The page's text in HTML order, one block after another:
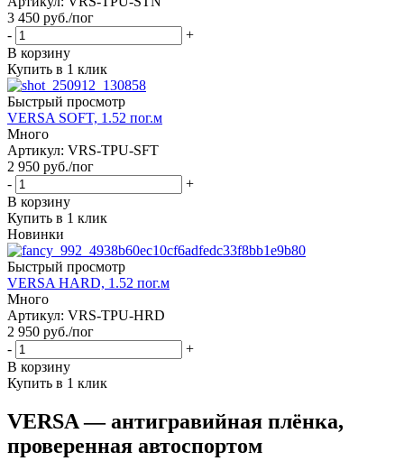
3 450 руб./пог
-
+
В корзину
Купить в 1 клик
Быстрый просмотр
VERSA SOFT, 1.52 пог.м
Много
Артикул: VRS-TPU-SFT
2 950 руб./пог
-
+
В корзину
Купить в 1 клик
Новинки
Быстрый просмотр
VERSA HARD, 1.52 пог.м
Много
Артикул: VRS-TPU-HRD
2 950 руб./пог
-
+
В корзину
Купить в 1 клик
VERSA — антигравийная плёнка,
проверенная автоспортом